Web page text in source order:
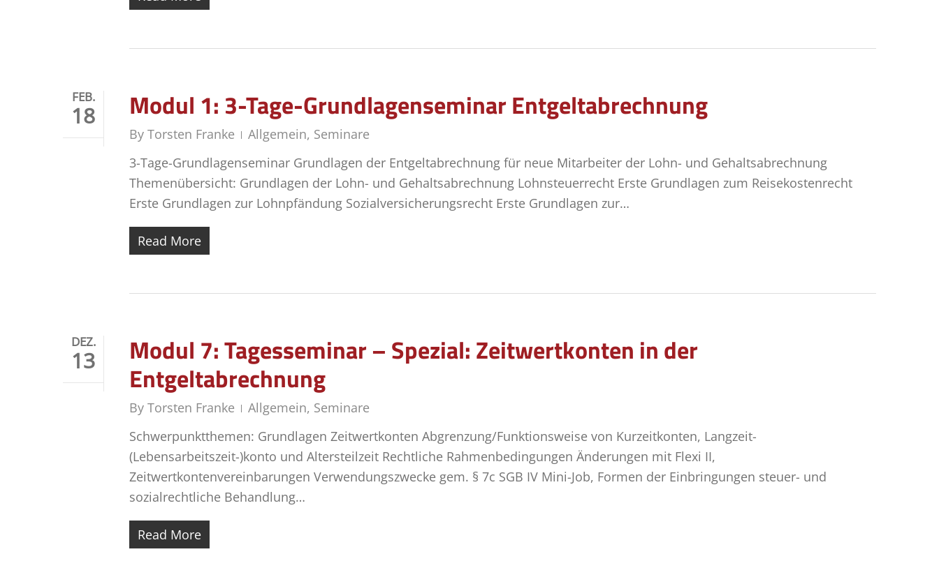
FEB.
18 Modul 1: 3-Tage-Grundlagenseminar Entgeltabrechnung
By Torsten Franke Allgemein, Seminare
3-Tage-Grundlagenseminar Grundlagen der Entgeltabrechnung für neue Mitarbeiter der Lohn- und Gehaltsabrechnung
Themenübersicht: Grundlagen der Lohn- und Gehaltsabrechnung Lohnsteuerrecht Erste Grundlagen zum Reisekostenrecht
Erste Grundlagen zur Lohnpfändung Sozialversicherungsrecht Erste Grundlagen zur…
Read More
DEZ.
13 Modul 7: Tagesseminar – Spezial: Zeitwertkonten in der
Entgeltabrechnung
By Torsten Franke Allgemein, Seminare
Schwerpunktthemen: Grundlagen Zeitwertkonten Abgrenzung/Funktionsweise von Kurzeitkonten, Langzeit-
(Lebensarbeitszeit-)konto und Altersteilzeit Rechtliche Rahmenbedingungen Änderungen mit Flexi II,
Zeitwertkontenvereinbarungen Verwendungszwecke gem. § 7c SGB IV Mini-Job, Formen der Einbringungen steuer- und
sozialrechtliche Behandlung…
Read More